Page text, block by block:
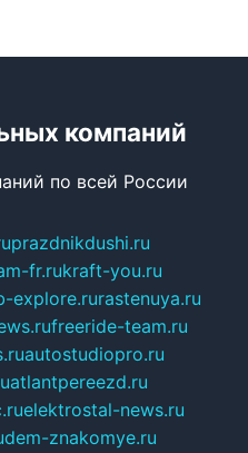
компаний
по всей России
prazdnikdushi.ru
fr.rukraft-you.ru
explore.rurastenuya.ru
freeride-team.ru
autostudiopro.ru
atlantpereezd.ru
elektrostal-news.ru
znakomye.ru